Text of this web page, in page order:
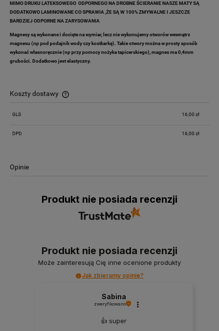
MIMO DRUKU LATEKSOWEGO ODPORNEGO NA DROBNE ŚCIERANIE NASZE MATY SĄ
DODATKOWO LAMINOWANE CO SPRAWIA ,ŻE SĄ W 100% ZMYWALNE I JESZCZE
BARDZIEJ ODPORNE NA ZARYSOWANIA
Magnesy są wykonane i docięte na wymiar, lecz nie wykonujemy otworów wewnątrz
magnesu (np pod podajnik wody czy kostkarkę). Takie otwory można w prosty sposób
wykonać własnoręcznie (np przy pomocy nożyka tapicerskiego), magnes ma 0,4mm
grubości. Dodatkowo jest elastyczny.
Koszty dostawy
Cena nie zawiera ewentualnych kosztów płatności
GLS 16,00 zł
DPD 16,00 zł
Opinie
Produkt nie posiada recenzji
Produkt nie posiada recenzji
Może zainteresują Cię inne ocenione produkty
Jak zbieramy opinie?
Sabina
zweryfikowano
👍️ super